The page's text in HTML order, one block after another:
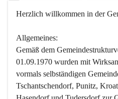
Herzlich willkommen in der
Allgemeines:
Gemäß dem
01.09.1970 wurden mit
vormals selbständigen
Tschantschendorf, Punitz,